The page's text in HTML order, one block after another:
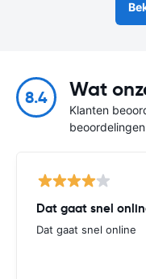
8.4 Wat
Klanten
beoordelingen
Dat gaat snel
Dat gaat snel online